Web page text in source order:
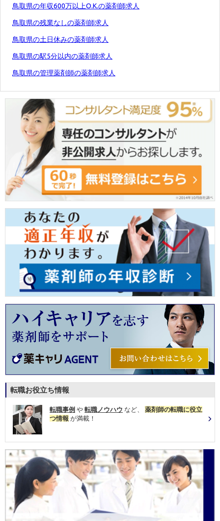
鳥取県の年収600万以上O.K.の薬剤師求人
鳥取県の残業なしの薬剤師求人
鳥取県の土日休みの薬剤師求人
鳥取県の駅5分以内の薬剤師求人
鳥取県の管理薬剤師の薬剤師求人
転職お役立ち情報
転職事例 や 転職ノウハウ など、 薬剤師の転職に役立
つ情報 が満載！